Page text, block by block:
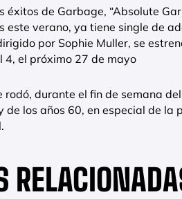
éxitos de Garbage, “Absolute
este verano, ya tiene single de
por Sophie Muller, se
4, el próximo 27 de mayo
rodó, durante el fin de semana
de los años 60, en especial de la